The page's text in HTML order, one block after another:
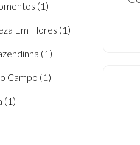
(1)
Em Flores (1)
(1)
Campo (1)
(1)